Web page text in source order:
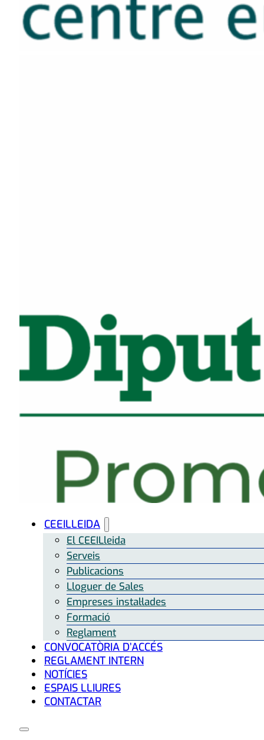
CEEILLEIDA
El CEEILleida
Serveis
Publicacions
Lloguer de Sales
Empreses instal·lades
Formació
Reglament
CONVOCATÒRIA D’ACCÉS
REGLAMENT INTERN
NOTÍCIES
ESPAIS LLIURES
CONTACTAR